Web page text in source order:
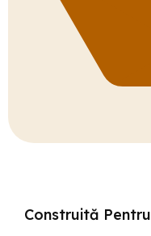
Construită Pentru